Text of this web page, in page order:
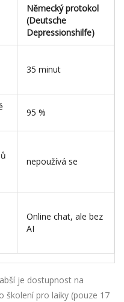
Německý protokol
(Deutsche
Depressionshilfe)
35 minut
95 %
nepoužívá se
Online chat, ale bez
AI
je dostupnost na
školení pro laiky (pouze 17